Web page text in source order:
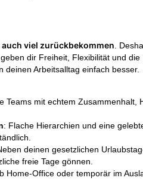
viel zurückbekommen .
dir Freiheit, Flexibilität und
deinen Arbeitsalltag einfach besser.
Teams mit echtem Zusammenhalt,
: Flache Hierarchien und eine
deinen gesetzlichen
freie Tage gönnen.
Home-Office oder temporär im